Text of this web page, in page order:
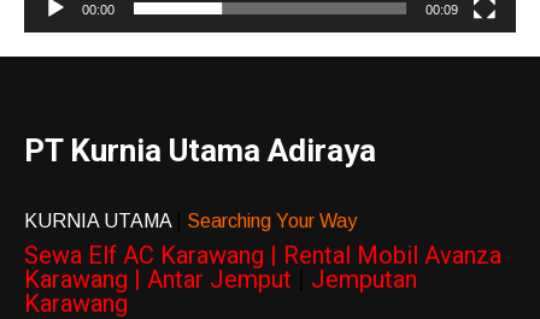
00:00 00:09
PT Kurnia Utama Adiraya
KURNIA UTAMA Searching Your Way
Sewa Elf AC Karawang | Rental Mobil Avanza
Karawang | Antar Jemput
Jemputan
Karawang